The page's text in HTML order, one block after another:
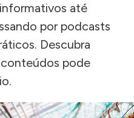
até
por podcasts
Descubra
pode